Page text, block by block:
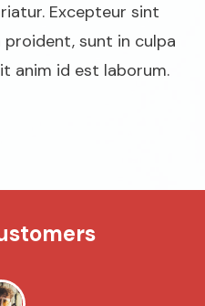
Excepteur sint
sunt in culpa
anim id est laborum.